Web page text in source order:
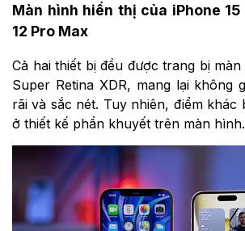
Màn hình hiển thị của iPhone 15
12 Pro Max
Cả hai thiết bị đều được trang bị
Super Retina XDR, mang lại không
rãi và sắc nét. Tuy nhiên, điểm khác
ở thiết kế phần khuyết trên màn hình.